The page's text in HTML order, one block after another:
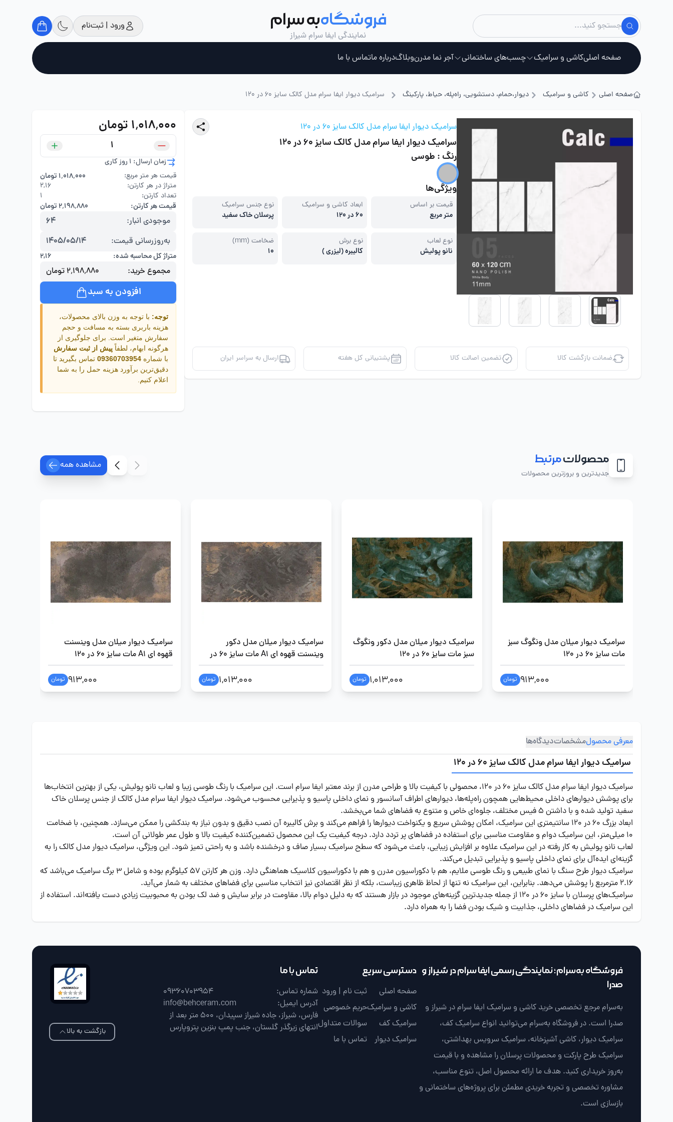
فروشگاهبه سرام
نمایندگی ایفا سرام شیراز
ورود | ثبت‌نام
صفحه اصلیکاشی و سرامیک
استخری ، جکوزی و سونای بخار
چسب‌های ساختمانی
چسب کاشی خمیری
آجر نما مدرنوبلاگدرباره ماتماس با ما
صفحه اصلی کاشی و سرامیک دیوار،حمام، دستشویی، راه‌پله، حیاط، پارکینگ سرامیک دیوار ایفا سرام مدل کالک سایز 60 در 120
سرامیک دیوار ایفا سرام مدل کالک سایز 60 در 120
سرامیک دیوار ایفا سرام مدل کالک سایز 60 در 120
رنگ : طوسی
ویژگی‌ها
قیمت بر اساس
متر مربع
ابعاد کاشی و سرامیک
60 در 120
نوع جنس سرامیک
پرسلان خاک سفید
نوع لعاب
نانو پولیش
نوع برش
کالیبره (لیزری )
ضخامت (mm)
10
ضمانت بازگشت کالا تضمین اصالت کالا پشتیبانی کل هفته ارسال به سراسر ایران
۱٬۰۱۸٬۰۰۰ تومان
زمان ارسال: 1 روز کاری
قیمت هر متر مربع:
۱٬۰۱۸٬۰۰۰ تومان
متراژ در هر کارتن:
۲,۱۶
تعداد کارتن:
1
قیمت هر کارتن: ۲٬۱۹۸٬۸۸۰ تومان
موجودی انبار:
64
به‌روزرسانی قیمت:
1405/05/14
متراژ کل محاسبه شده: ۲,۱۶
مجموع خرید: ۲٬۱۹۸٬۸۸۰ تومان
افزودن به سبد
توجه: با توجه به وزن بالای محصولات،
هزینه باربری بسته به مسافت و حجم
سفارش متغیر است. برای جلوگیری از
هرگونه ابهام، لطفاً پیش از ثبت سفارش
با شماره 09360703954 تماس بگیرید تا
دقیق‌ترین برآورد هزینه حمل را به شما
اعلام کنیم.
محصولاتمرتبط
جدیدترین و بروزترین محصولات
مشاهده همه
سرامیک دیوار میلان مدل ونگوگ سبز
مات سایز 60 در 120
913,000 تومان
سرامیک دیوار میلان مدل دکور ونگوگ
سبز مات سایز 60 در 120
1,013,000 تومان
سرامیک دیوار میلان مدل دکور
وینسنت قهوه ای A1 مات سایز 60 در
120
1,013,000 تومان
سرامیک دیوار میلان مدل وینسنت
قهوه ای A1 مات سایز 60 در 120
913,000 تومان
معرفی محصولمشخصاتدیدگاه‌ها
سرامیک دیوار ایفا سرام مدل کالک سایز 60 در 120
سرامیک دیوار ایفا سرام مدل کالک سایز ۶۰ در ۱۲۰، محصولی با کیفیت بالا و طراحی مدرن از برند معتبر ایفا سرام است. این سرامیک با رنگ طوسی زیبا و لعاب نانو پولیش، یکی از بهترین انتخاب‌ها
برای پوشش دیوارهای داخلی محیط‌هایی همچون راه‌پله‌ها، دیوارهای اطراف آسانسور و نمای داخلی پاسیو و پذیرایی محسوب می‌شود. سرامیک دیوار ایفا سرام مدل کالک از جنس پرسلان خاک
سفید تولید شده و با داشتن ۵ فیس مختلف، جلوه‌ای خاص و متنوع به فضاهای شما می‌بخشد.
ابعاد بزرگ ۶۰ در ۱۲۰ سانتیمتری این سرامیک، امکان پوشش سریع و یکنواخت دیوارها را فراهم می‌کند و برش کالیبره آن نصب دقیق و بدون نیاز به بندکشی را ممکن می‌سازد. همچنین، با ضخامت
۱0 میلی‌متر، این سرامیک دوام و مقاومت مناسبی برای استفاده در فضاهای پر تردد دارد. درجه کیفیت یک این محصول تضمین‌کننده کیفیت بالا و طول عمر طولانی آن است.
لعاب نانو پولیش به کار رفته در این سرامیک علاوه بر افزایش زیبایی، باعث می‌شود که سطح سرامیک بسیار صاف و درخشنده باشد و به راحتی تمیز شود. این ویژگی، سرامیک دیوار مدل کالک را به
گزینه‌ای ایده‌آل برای نمای داخلی پاسیو و پذیرایی تبدیل می‌کند.
سرامیک دیوار طرح سنگ با نمای طبیعی و رنگ طوسی ملایم، هم با دکوراسیون مدرن و هم با دکوراسیون کلاسیک هماهنگی دارد. وزن هر کارتن ۵۷ کیلوگرم بوده و شامل ۳ برگ سرامیک می‌باشد که
۲.۱۶ مترمربع را پوشش می‌دهد. بنابراین، این سرامیک نه تنها از لحاظ ظاهری زیباست، بلکه از نظر اقتصادی نیز انتخاب مناسبی برای فضاهای مختلف به شمار می‌آید.
سرامیک‌های پرسلان با سایز ۶۰ در ۱۲۰ از جمله جدیدترین گزینه‌های موجود در بازار هستند که به دلیل دوام بالا، مقاومت در برابر سایش و ضد لک بودن به محبوبیت زیادی دست یافته‌اند. استفاده از
این سرامیک در فضاهای داخلی، جذابیت و شیک بودن فضا را به همراه دارد.
فروشگاه به‌سرام؛ نمایندگی رسمی ایفا سرام در شیراز و
صدرا
به‌سرام مرجع تخصصی خرید کاشی و سرامیک ایفا سرام در شیراز و
صدرا است. در فروشگاه به‌سرام می‌توانید انواع سرامیک کف،
سرامیک دیوار، کاشی آشپزخانه، سرامیک سرویس بهداشتی،
سرامیک طرح پارکت و محصولات پرسلان را مشاهده و با قیمت
به‌روز خریداری کنید. هدف ما ارائه محصول اصل، تنوع مناسب،
مشاوره تخصصی و تجربه خریدی مطمئن برای پروژه‌های ساختمانی و
بازسازی است.
دسترسی سریع
صفحه اصلی
کاشی و سرامیک
سرامیک کف
سرامیک دیوار
ثبت نام | ورود
حریم خصوصی
سوالات متداول
تماس با ما
تماس با ما
شماره تماس:
09360703954
آدرس ایمیل:
info@behceram.com
فارس، شیراز، جاده شیراز سپیدان، 500 متر بعد از
انتهای زیرگذر گلستان، جنب پمپ بنزین پتروپارس
بازگشت به بالا